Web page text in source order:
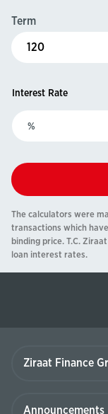
Term
Interest Rate
%
The calculators were
transactions which
binding price. T.C.
loan interest rates.
Group